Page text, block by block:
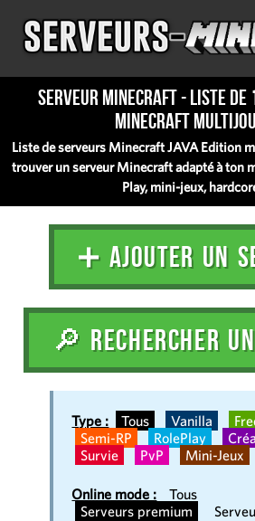
Serveur Minecraft - Liste de
Minecraft
Liste de serveurs Minecraft JAVA Edition
trouver un serveur Minecraft adapté à ton
Play, mini-jeux,
➕ AJOUTER UN
🔎 RECHERCHER
Type : Tous Vanilla
Semi-RP
RolePlay
Survie
PvP Mini-Jeux
Online mode :
Tous
Serveurs premium